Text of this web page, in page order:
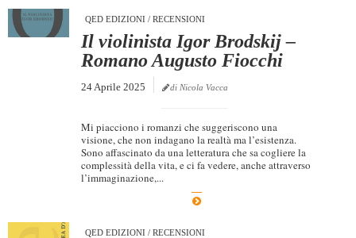
QED EDIZIONI / RECENSIONI
Il violinista Igor Brodskij –
Romano Augusto Fiocchi
24 Aprile 2025 di Nicola Vacca
Mi piacciono i romanzi che suggeriscono una
visione, che non indagano la realtà ma l’esistenza.
Sono affascinato da una letteratura che sa cogliere la
complessità della vita, e ci fa vedere, anche attraverso
l’immaginazione,...
QED EDIZIONI / RECENSIONI